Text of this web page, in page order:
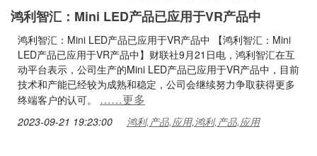
鸿利智汇：Mini LED产品已应用于VR产品中
鸿利智汇：Mini LED产品已应用于VR产品中 【鸿利智汇：Mini
LED产品已应用于VR产品中】财联社9月21日电，鸿利智汇在互
动平台表示，公司生产的Mini LED产品已应用于VR产品中，目前
技术和产能已经较为成熟和稳定，公司会继续努力争取获得更多
终端客户的认可。 ……更多
2023-09-21 19:23:00 鸿利,产品,应用,鸿利,产品,应用